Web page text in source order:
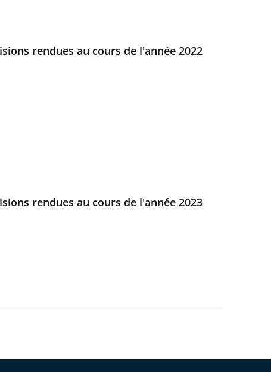
rendues au cours de l'année 2022
rendues au cours de l'année 2023